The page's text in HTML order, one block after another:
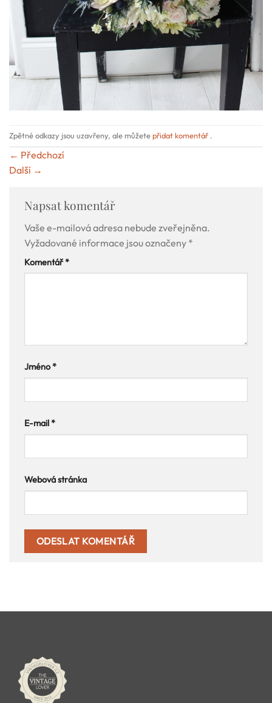
Zpětné odkazy jsou uzavřeny, ale můžetepřidat komentář .
← Předchozí
Další →
Napsat komentář
Vaše e-mailová adresa nebude zveřejněna.
Vyžadované informace jsou označeny *
Komentář*
Jméno*
E-mail*
Webová stránka